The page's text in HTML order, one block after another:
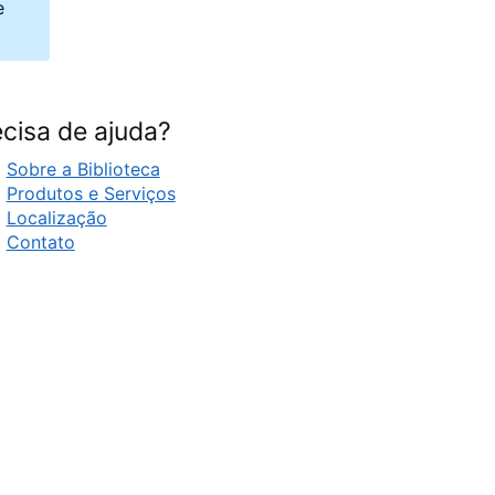
de ajuda?
Sobre a Biblioteca
Produtos e Serviços
Localização
Contato